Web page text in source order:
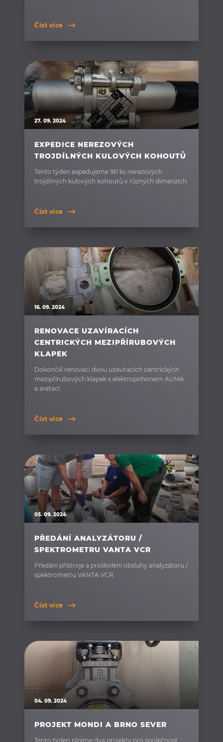
Číst více
27. 09. 2024
EXPEDICE NEREZOVÝCH
TROJDÍLNÝCH KULOVÝCH KOHOUTŮ
Tento týden expedujeme 181 ks nerezových
trojdílných kulových kohoutů v různých dimenzích.
Číst více
16. 09. 2024
RENOVACE UZAVÍRACÍCH
CENTRICKÝCH MEZIPŘÍRUBOVÝCH
KLAPEK
Dokončili renovaci dvou uzavíracích centrických
mezipřírubových klapek s elektropohonem AUMA
a aretací.
Číst více
05. 09. 2024
PŘEDÁNÍ ANALYZÁTORU /
SPEKTROMETRU VANTA VCR
Předání přístroje a proškolení obsluhy analyzátoru /
spektrometru VANTA VCR.
Číst více
04. 09. 2024
PROJEKT MONDI A BRNO SEVER
Tento týden plníme dva projekty pro společnost